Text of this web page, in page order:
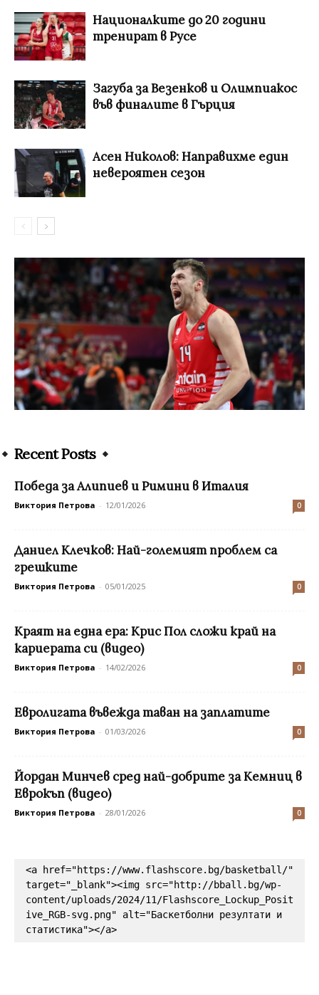
Националките до 20 години
тренират в Русе
Загуба за Везенков и Олимпиакос
във финалите в Гърция
Асен Николов: Направихме един
невероятен сезон
Recent Posts
Победа за Алипиев и Римини в Италия
Виктория Петрова - 12/01/2026 0
Даниел Клечков: Най-големият проблем са
грешките
Виктория Петрова - 05/01/2025 0
Краят на една ера: Крис Пол сложи край на
кариерата си (видео)
Виктория Петрова - 14/02/2026 0
Евролигата въвежда таван на заплатите
Виктория Петрова - 01/03/2026 0
Йордан Минчев сред най-добрите за Кемниц в
Еврокъп (видео)
Виктория Петрова - 28/01/2026 0
<a href="https://www.flashscore.bg/basketball/"
target="_blank"><img src="http://bball.bg/wp-
content/uploads/2024/11/Flashscore_Lockup_Posit
ive_RGB-svg.png" alt="Баскетболни резултати и
статистика"></a>